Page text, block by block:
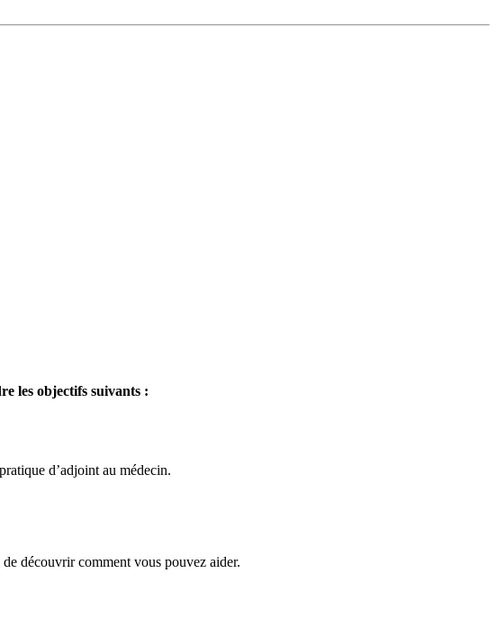
les objectifs suivants :
d’adjoint au médecin.
découvrir comment vous pouvez aider.